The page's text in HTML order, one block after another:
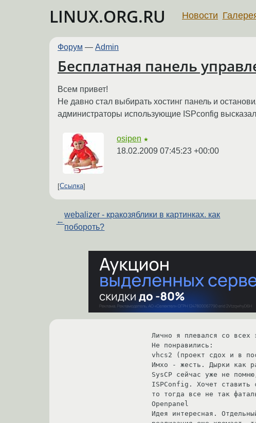
LINUX.ORG.RU Новости
Форум — Admin
Бесплатная панель
Всем привет!
Не давно стал выбирать хостинг панель и
администраторы использующие ISPconfig
osipen ★
18.02.2009 07:45:23 +00:00
Ссылка
←
webalizer - кракозяблики в картинках. как
побороть?
Лично я плевался со всех
Не понравились:
vhcs2 (проект сдох и в
Имхо - жесть. Дырки как
SysCP сейчас уже не
ISPConfig. Хочет ставить
то тогда все не так
Openpanel
Идея интересная.